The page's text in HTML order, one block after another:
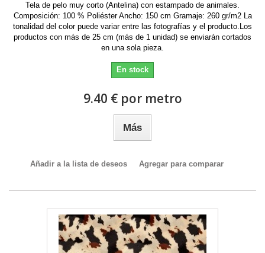
Tela de pelo muy corto (Antelina) con estampado de animales.
Composición: 100 % Poliéster Ancho: 150 cm Gramaje: 260 gr/m2 La
tonalidad del color puede variar entre las fotografías y el producto.Los
productos con más de 25 cm (más de 1 unidad) se enviarán cortados
en una sola pieza.
En stock
9.40 € por metro
Más
Añadir a la lista de deseos Agregar para comparar